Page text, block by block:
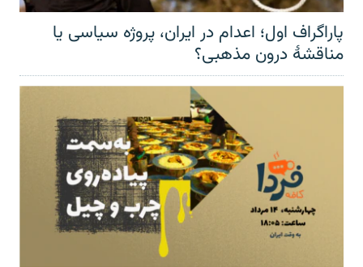
پاراگراف اول؛ اعدام در ایران، پروژه سیاسی یا
مناقشهٔ درون مذهبی؟